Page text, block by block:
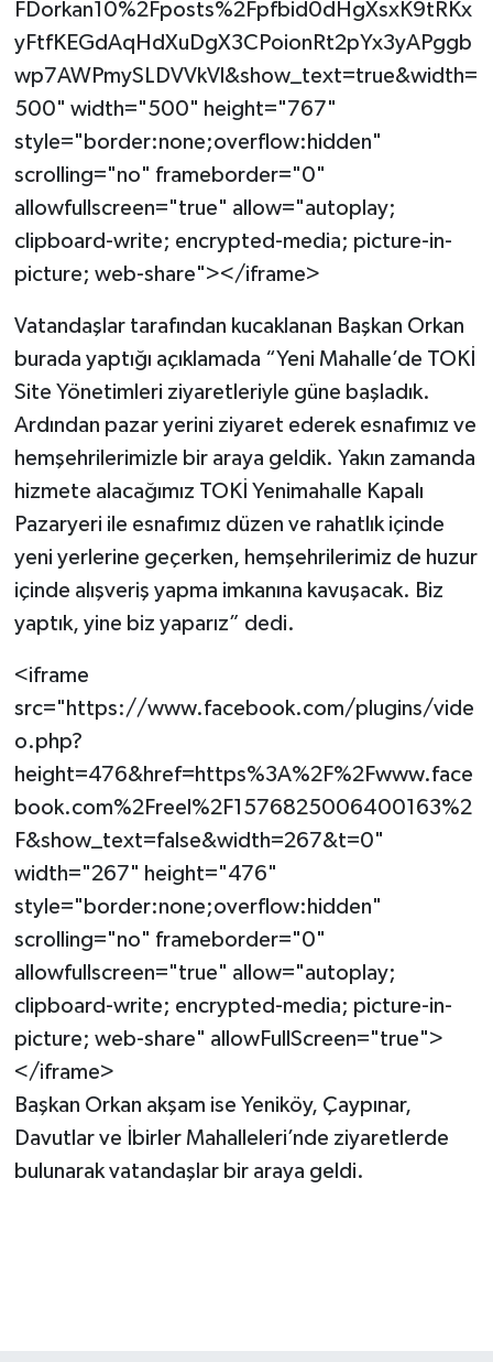
FDorkan10%2Fposts%2Fpfbid0dHgXsxK9tRKx
yFtfKEGdAqHdXuDgX3CPoionRt2pYx3yAPggb
wp7AWPmySLDVVkVl&show_text=true&width=
500" width="500" height="767"
style="border:none;overflow:hidden"
scrolling="no" frameborder="0"
allowfullscreen="true" allow="autoplay;
clipboard-write; encrypted-media; picture-in-
picture; web-share"></iframe>
Vatandaşlar tarafından kucaklanan Başkan Orkan
burada yaptığı açıklamada “Yeni Mahalle’de TOKİ
Site Yönetimleri ziyaretleriyle güne başladık.
Ardından pazar yerini ziyaret ederek esnafımız ve
hemşehrilerimizle bir araya geldik. Yakın zamanda
hizmete alacağımız TOKİ Yenimahalle Kapalı
Pazaryeri ile esnafımız düzen ve rahatlık içinde
yeni yerlerine geçerken, hemşehrilerimiz de huzur
içinde alışveriş yapma imkanına kavuşacak. Biz
yaptık, yine biz yaparız” dedi.
<iframe
src="https://www.facebook.com/plugins/vide
o.php?
height=476&href=https%3A%2F%2Fwww.face
book.com%2Freel%2F1576825006400163%2
F&show_text=false&width=267&t=0"
width="267" height="476"
style="border:none;overflow:hidden"
scrolling="no" frameborder="0"
allowfullscreen="true" allow="autoplay;
clipboard-write; encrypted-media; picture-in-
picture; web-share" allowFullScreen="true">
</iframe>
Başkan Orkan akşam ise Yeniköy, Çaypınar,
Davutlar ve İbirler Mahalleleri’nde ziyaretlerde
bulunarak vatandaşlar bir araya geldi.